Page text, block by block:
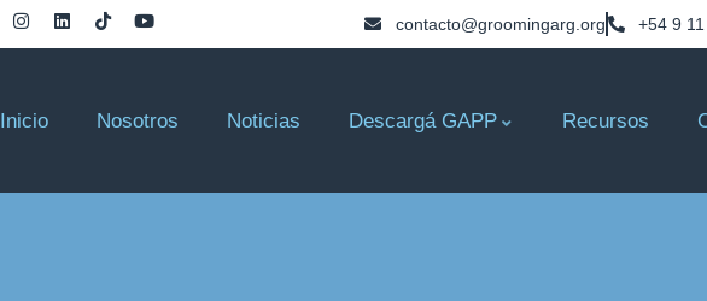
contacto@groomingarg.org +54 9
Inicio Nosotros Noticias Descargá GAPP Recursos